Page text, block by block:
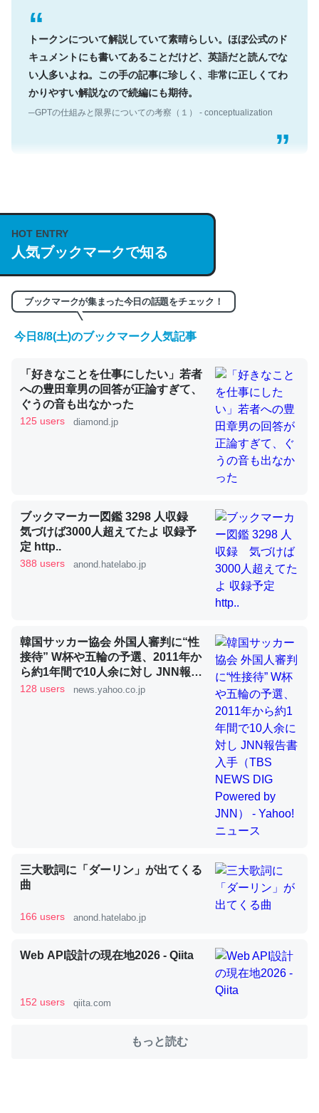
トークンについて解説していて素晴らしい。ほぼ公式のド
キュメントにも書いてあることだけど、英語だと読んでな
い人多いよね。この手の記事に珍しく、非常に正しくてわ
かりやすい解説なので続編にも期待。
─GPTの仕組みと限界についての考察（１） - conceptualization
説してる記事が少ないので貴重な良記事。/続編来た
https://isobe324649.hatenablog.com/entry/2023/03/27
/064121
─GPTの仕組みと限界についての考察（１） - conceptualization
くらい。小説でいう「ずっと前の伏線」は回収されないけ
ど、短期記憶というには多い分量。進化すればするほど分
かりやすく強くなりそう
昆虫ってカルシウム少ないのか。知らんかった。調べたら
コオロギのカルシウム分はエビの600分の1程度。
─ニュース :: 【研究発表】昆虫学の大問題＝「昆虫はなぜ海にいな
論文では「淡水はカルシウムも酸素も不足してて両方に不
利だから両方が拮抗してるのでは」とあって面白い。海に
いる鋏角類（カブトガニ・ウミグモ）はカルシウムを使わ
ずキチンを強化してる筈だが、酵素が違うのか？
─ニュース :: 【研究発表】昆虫学の大問題＝「昆虫はなぜ海にいな
ジになったり努力してるし。
─ニュース :: 【研究発表】昆虫学の大問題＝「昆虫はなぜ海にいな
ウチもEchoを実家に置いて４年。でたまに覗いてる。ぼ
位置情報を共有してる。電池残量や充電中かが分かるので
HOT ENTRY
人気ブックマークで知る
ブックマークが集まった今日の話題をチェック！
今日8/8(土)のブックマーク人気記事
「好きなことを仕事にしたい」若者
への豊田章男の回答が正論すぎて、
ぐうの音も出なかった
125 users diamond.jp
ブックマーカー図鑑 3298 人収録
気づけば3000人超えてたよ 収録予
定 http..
388 users anond.hatelabo.jp
韓国サッカー協会 外国人審判に“性
接待” W杯や五輪の予選、2011年か
ら約1年間で10人余に対し JNN報告
書入手（TBS NEWS DIG Powered
128 users news.yahoo.co.jp
三大歌詞に「ダーリン」が出てくる
曲
166 users anond.hatelabo.jp
Web API設計の現在地2026 - Qiita
152 users qiita.com
もっと読む